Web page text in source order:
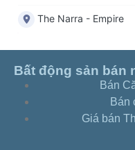
The Narra - Empire
Bất động sản bán
Bán
Bán
Giá bán